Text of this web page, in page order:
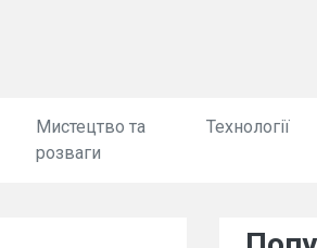
Мистецтво та
розваги
Технології